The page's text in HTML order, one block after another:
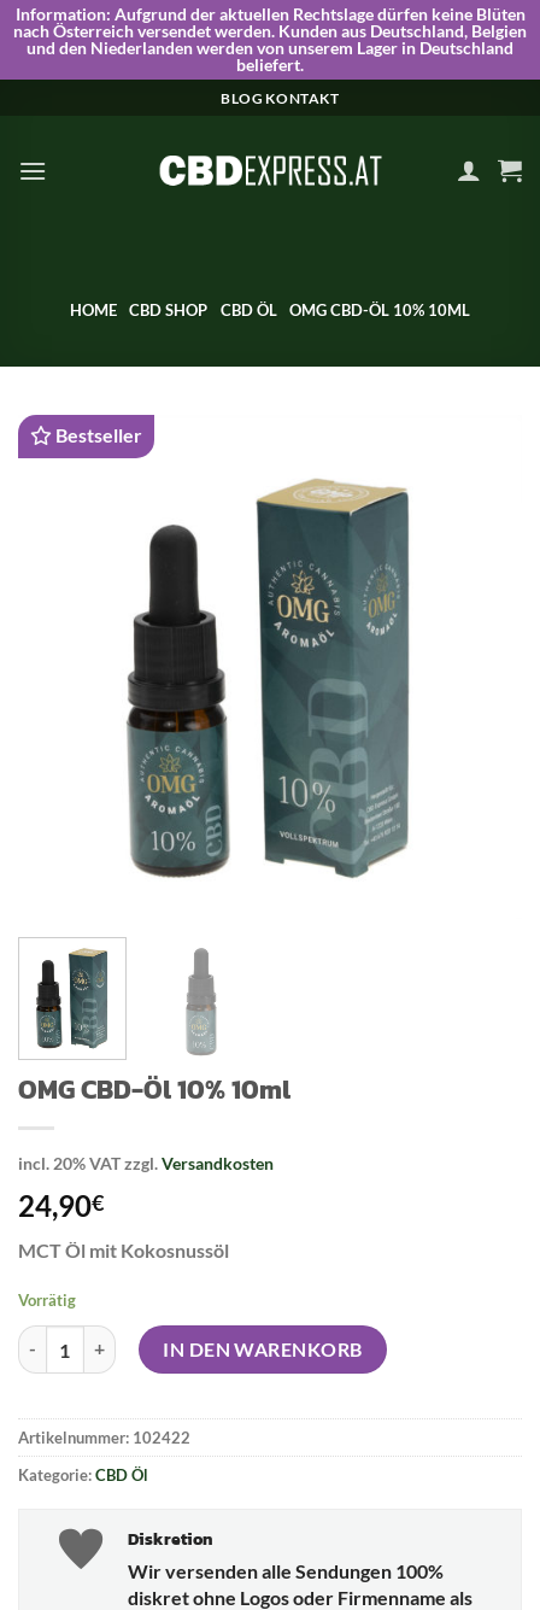
Information: Aufgrund der aktuellen Rechtslage dürfen keine Blüten
nach Österreich versendet werden. Kunden aus Deutschland, Belgien
und den Niederlanden werden von unserem Lager in Deutschland
beliefert.
BLOG KONTAKT
HOME CBD SHOP CBD ÖL OMG CBD-ÖL 10% 10ML
Bestseller
OMG CBD-Öl 10% 10ml
incl. 20% VATzzgl.Versandkosten
24,90€
MCT Öl mit Kokosnussöl
Vorrätig
OMG CBD-Öl 10% 10ml MengeIN DEN WARENKORB
Artikelnummer: 102422
Kategorie:CBD Öl
Diskretion
Wir versenden alle Sendungen 100%
diskret ohne Logos oder Firmenname als